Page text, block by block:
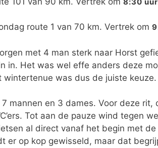
route 1 van 70 km. Vertrek om
met 4 man sterk naar Horst
in. Het was wel effe anders deze
wintertenue was dus de juiste keuze.
mannen en 3 dames. Voor deze
Tot aan de pauze wind tegen
al direct vanaf het begin met
er op kop gewisseld, maar dat